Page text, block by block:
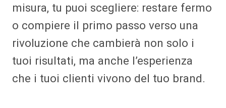
misura, tu puoi scegliere: restare fermo
o compiere il primo passo verso una
rivoluzione che cambierà non solo i
tuoi risultati, ma anche l’esperienza
che i tuoi clienti vivono del tuo brand.